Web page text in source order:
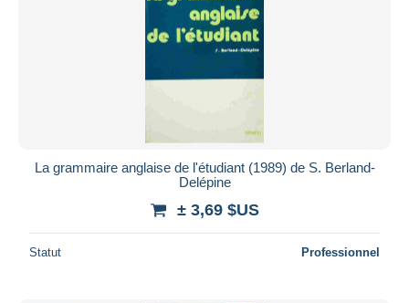
La grammaire anglaise de l'étudiant (1989) de S. Berland-
Delépine
± 3,69 $US
Statut Professionnel